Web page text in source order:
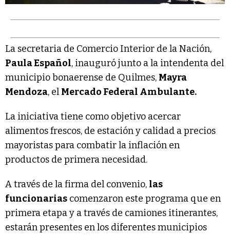
La secretaria de Comercio Interior de la Nación,
Paula Español, inauguró junto a la intendenta del
municipio bonaerense de Quilmes, Mayra
Mendoza, el Mercado Federal Ambulante.
La iniciativa tiene como objetivo acercar
alimentos frescos, de estación y calidad a precios
mayoristas para combatir la inflación en
productos de primera necesidad.
A través de la firma del convenio, las
funcionarias comenzaron este programa que en
primera etapa y a través de camiones itinerantes,
estarán presentes en los diferentes municipios